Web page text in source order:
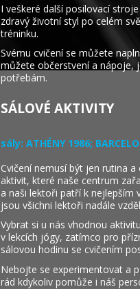
I veškeré další posilovací
zdravý životní styl po celém
tréninku.
Svému cvičení se můžete
můžete občerstvení a nápoje,
potřebám.
SÁLOVÉ AKTIVITY
sály: ATHÉNY 1986;
Cvičení nemusí být jen rutina
aktivit, které naše centrum
a naši lektoři patří k nejlepším
jsou všichni lektoři nadále
Vybrat si u nás vhodnou
v lekcích jógy, zatímco pro
sálovou hodinu se cvičením
Nebojte se experimentovat a
rád kdykoliv pomůže i náš